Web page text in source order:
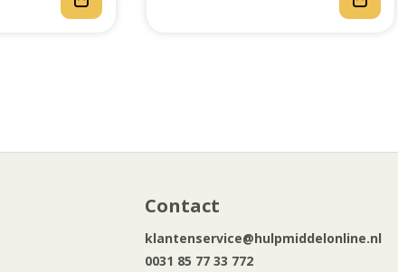
Contact
klantenservice@hulpmiddelonline.nl
0031 85 77 33 772